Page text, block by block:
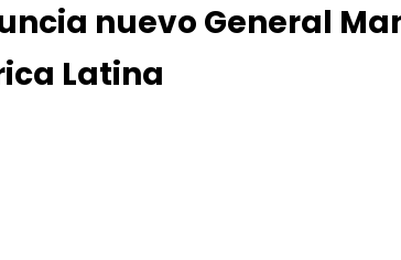
nuevo General
Latina